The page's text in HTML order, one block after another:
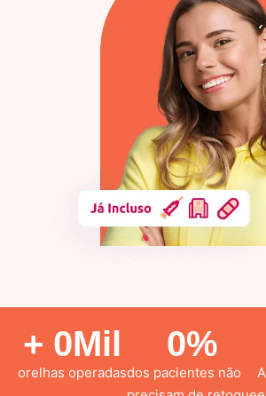
orelhas operadas
+ 0Mil
dos pacientes não
0%